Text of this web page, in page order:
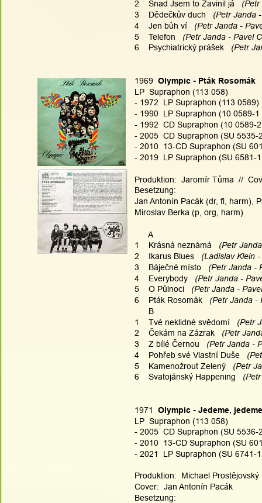
2    Snad Jsem to Zavinil já
3    Dědečkův duch
(Petr Janda
4    Jen bůh ví
(Petr Janda -
5    Telefon
(Petr Janda - Pavel
6    Psychiatrický prášek
(Petr
1969 Olympic - Pták Rosomák
LP  Supraphon (113 058)
- 1972  LP Supraphon (113 0589)
- 1990  LP Supraphon (10 0589-1
- 1992  CD Supraphon (10 0589-
- 2005  CD Supraphon (SU 5535-
- 2010  13-CD Supraphon (SU
- 2019  LP Supraphon (SU 6581-
Produktion:  Jaromír Tůma  //
Besetzung:
Jan Antonín Pacák (dr, fl, harm),
Miroslav Berka (p, org, harm)
      A
1    Krásná neznámá
(Petr
2    Ikarus Blues
(Ladislav Klein
3    Báječné místo
(Petr Janda -
4    Everybody
(Petr Janda -
5    O Půlnoci
(Petr Janda -
6    Pták Rosomák
(Petr Janda
      B
1    Tvé neklidné svědomí
(Petr
2    Čekám na Zázrak
(Petr
3    Z bílé Černou
(Petr Janda -
4    Pohřeb své Vlastní Duše
5    Kamenožrout Zelený
(Petr
6    Svatojánský Happening
1971 Olympic - Jedeme,
LP  Supraphon (113 058)
- 2005  CD Supraphon (SU 5536-
- 2010  13-CD Supraphon (SU
- 2021  LP Supraphon (SU 6741-
Produktion:  Michael
Cover:  Jan Antonín Pacák
Besetzung: